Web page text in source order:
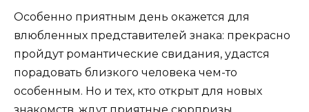
Особенно приятным день окажется для
влюбленных представителей знака: прекрасно
пройдут романтические свидания, удастся
порадовать близкого человека чем-то
особенным. Но и тех, кто открыт для новых